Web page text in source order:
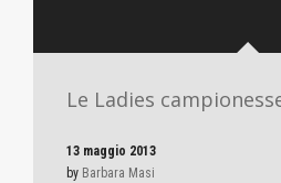
Le Ladies
13 maggio 2013
by Barbara Masi